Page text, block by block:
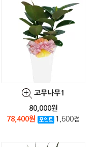
고무나무1
80,000원
78,400원
1,600점